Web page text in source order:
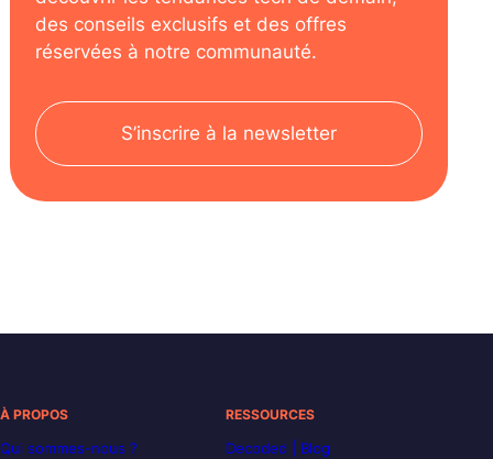
des conseils exclusifs et des offres
réservées à notre communauté.
S’inscrire à la newsletter
À PROPOS
Qui sommes-nous ?
RESSOURCES
Decoded | Blog